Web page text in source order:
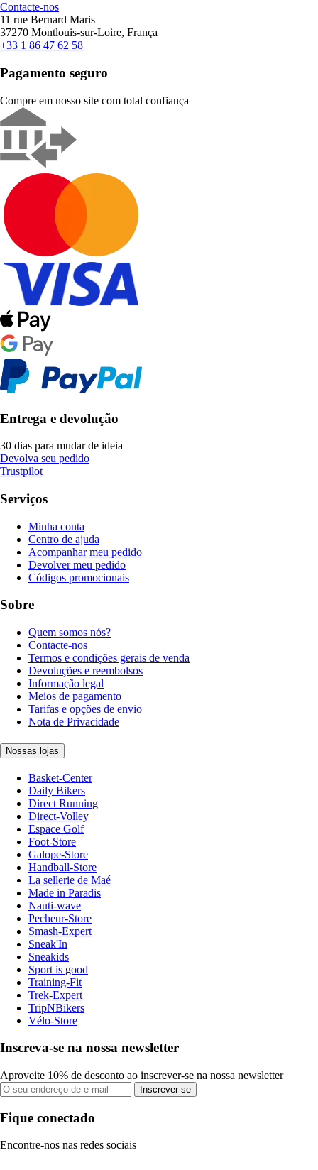
Contacte-nos
11 rue Bernard Maris
37270 Montlouis-sur-Loire, França
+33 1 86 47 62 58
Pagamento seguro
Compre em nosso site com total confiança
Entrega e devolução
30 dias para mudar de ideia
Devolva seu pedido
Trustpilot
Serviços
Minha conta
Centro de ajuda
Acompanhar meu pedido
Devolver meu pedido
Códigos promocionais
Sobre
Quem somos nós?
Contacte-nos
Termos e condições gerais de venda
Devoluções e reembolsos
Informação legal
Meios de pagamento
Tarifas e opções de envio
Nota de Privacidade
Nossas lojas
Basket-Center
Daily Bikers
Direct Running
Direct-Volley
Espace Golf
Foot-Store
Galope-Store
Handball-Store
La sellerie de Maé
Made in Paradis
Nauti-wave
Pecheur-Store
Smash-Expert
Sneak'In
Sneakids
Sport is good
Training-Fit
Trek-Expert
TripNBikers
Vélo-Store
Inscreva-se na nossa newsletter
Aproveite 10% de desconto ao inscrever-se na nossa newsletter
Inscrever-se
Fique conectado
Encontre-nos nas redes sociais